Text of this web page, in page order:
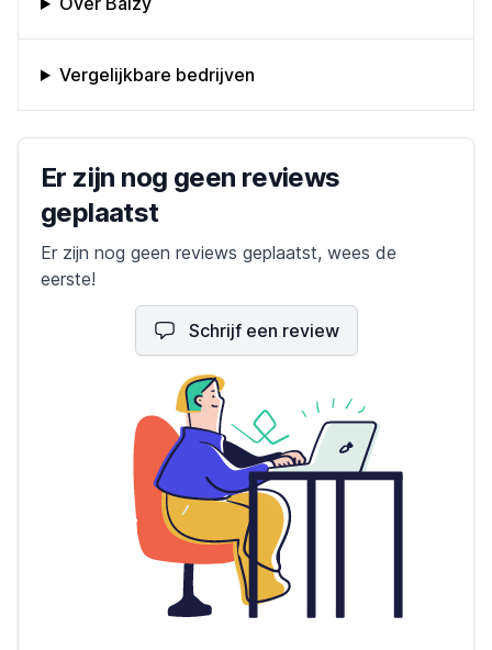
Vergelijkbare bedrijven
Bedrijfs reviews
Er zijn nog geen reviews
geplaatst
Er zijn nog geen reviews geplaatst, wees de
eerste!
Schrijf een review